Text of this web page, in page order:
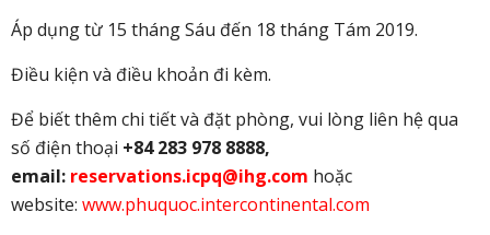
Áp dụng từ 15 tháng Sáu đến 18 tháng Tám 2019.
Điều kiện và điều khoản đi kèm.
Để biết thêm chi tiết và đặt phòng, vui lòng liên hệ qua
số điện thoại +84 283 978 8888,
email: reservations.icpq@ihg.com hoặc
website: www.phuquoc.intercontinental.com